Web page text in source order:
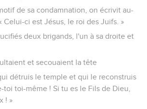
de sa condamnation, on écrivit au-
Celui-ci est Jésus, le roi des Juifs. »
deux brigands, l'un à sa droite et
et secouaient la tête
détruis le temple et qui le reconstruis
toi toi-même ! Si tu es le Fils de Dieu,
! »